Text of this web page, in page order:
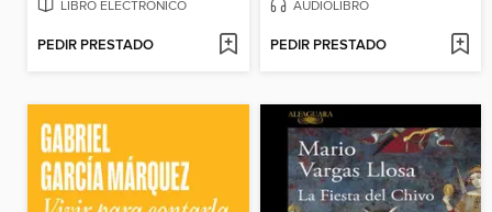
LIBRO ELECTRÓNICO
PEDIR PRESTADO
AUDIOLIBRO
PEDIR PRESTADO